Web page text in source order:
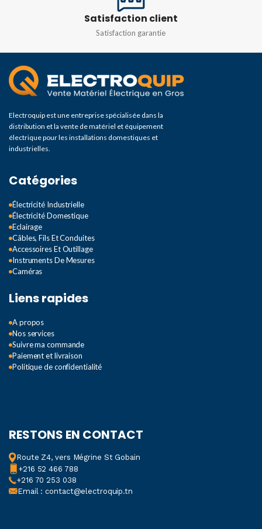
Satisfaction client
Satisfaction garantie
Electroquip est une entreprise spécialisée dans la
distribution et la vente de matériel et équipement
électrique pour les installations domestiques et
industrielles.
Catégories
Électricité Industrielle
Électricité Domestique
Eclairage
Câbles, Fils Et Conduites
Accessoires Et Outillage
Instruments De Mesures
Caméras
Liens rapides
A propos
Nos services
Suivre ma commande
Paiement et livraison
Politique de confidentialité
RESTONS EN CONTACT
Route Z4, vers Mégrine St Gobain
+216 52 466 788
+216 70 253 038
Email : contact@electroquip.tn